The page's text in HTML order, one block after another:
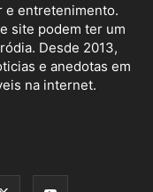
e entretenimento.
site podem ter um
Desde 2013,
e anedotas em
na internet.